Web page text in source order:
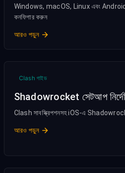
Windows, macOS, Linux এবং
কনফিগার করুন
আরও পড়ুন
Clash গাইড
Shadowrocket সেটআপ
Clash সাবস্ক্রিপশনসহ iOS-এ
আরও পড়ুন